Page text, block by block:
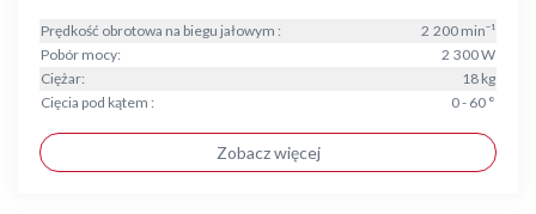
Prędkość obrotowa na biegu jałowym :
2 200 min⁻¹
Pobór mocy:
2 300 W
Ciężar:
18 kg
Cięcia pod kątem :
0 - 60 °
Zobacz więcej